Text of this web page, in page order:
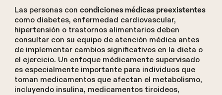
Las personas con condiciones médicas preexistentes
como diabetes, enfermedad cardiovascular,
hipertensión o trastornos alimentarios deben
consultar con su equipo de atención médica antes
de implementar cambios significativos en la dieta o
el ejercicio. Un enfoque médicamente supervisado
es especialmente importante para individuos que
toman medicamentos que afectan el metabolismo,
incluyendo insulina, medicamentos tiroideos,